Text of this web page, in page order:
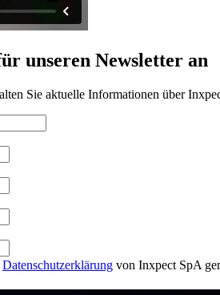
unseren Newsletter an
Sie aktuelle Informationen über
Datenschutzerklärung von Inxpect SpA